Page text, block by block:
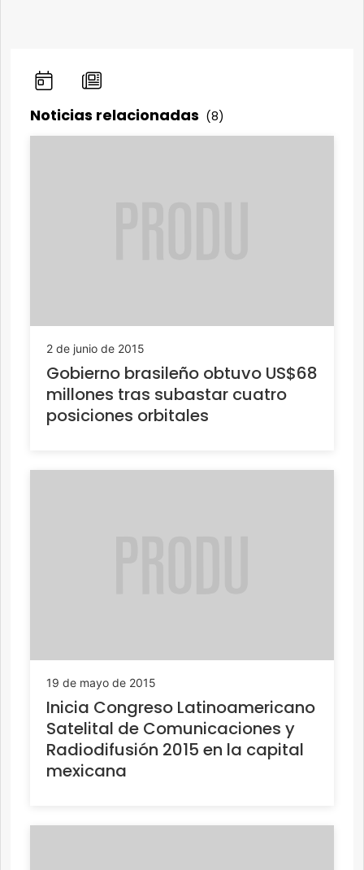
Noticias relacionadas (8)
2 de junio de 2015
Gobierno brasileño obtuvo US$68
millones tras subastar cuatro
posiciones orbitales
19 de mayo de 2015
Inicia Congreso Latinoamericano
Satelital de Comunicaciones y
Radiodifusión 2015 en la capital
mexicana